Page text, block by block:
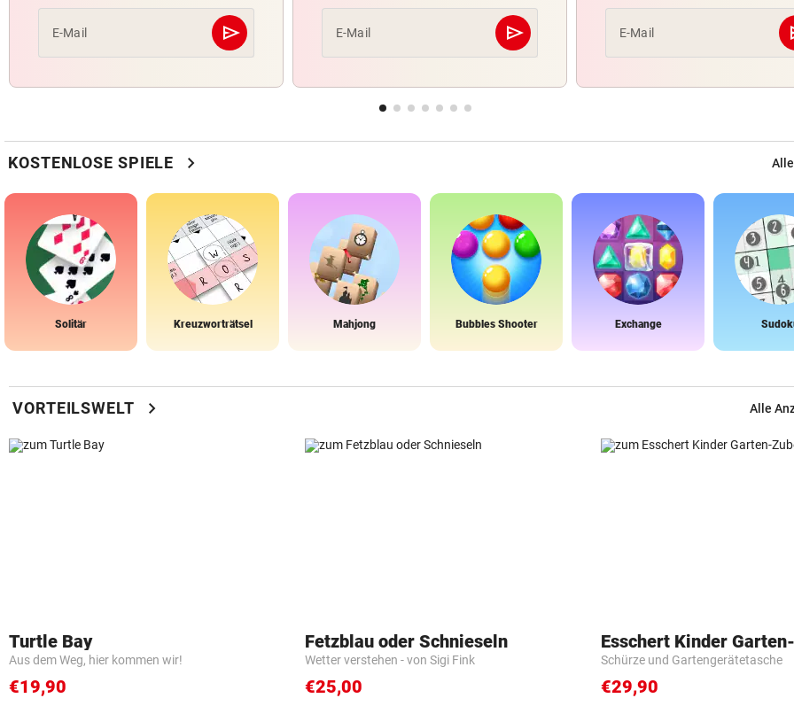
E-Mail send
Abschicken E-Mail send
Abschicken E-Mail
KOSTENLOSE SPIELE chevron_right
Solitär Kreuzworträtsel Mahjong Bubbles Shooter Exchange
VORTEILSWELT chevron_right Alle
Turtle Bay
Aus dem Weg, hier kommen wir!
€19,90
Fetzblau oder Schnieseln
Wetter verstehen - von Sigi Fink
€25,00
Esschert Kinder Garten-
Schürze und Gartengerätetasche
€29,90